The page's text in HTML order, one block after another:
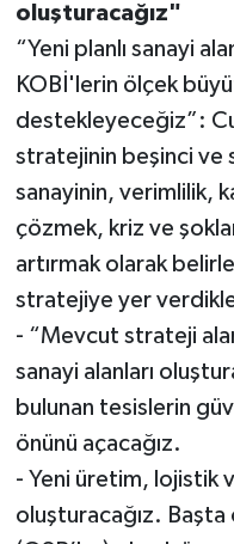
oluşturacağız"
“Yeni planlı sanayi
KOBİ'lerin ölçek
destekleyeceğiz”:
stratejinin beşinci ve
sanayinin, verimlilik,
çözmek, kriz ve
artırmak olarak
stratejiye yer
- “Mevcut strateji
sanayi alanları
bulunan tesislerin
önünü açacağız.
- Yeni üretim, lojistik
oluşturacağız.